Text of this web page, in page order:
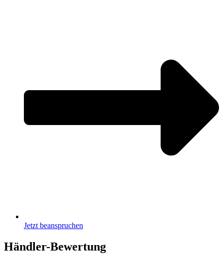
Jetzt beanspruchen
Händler-Bewertung